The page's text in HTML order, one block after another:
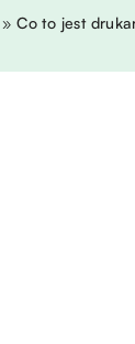
»Co to jest